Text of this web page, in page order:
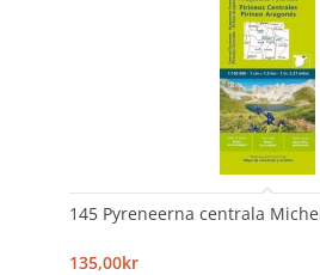
145 Pyreneerna centrala
135,00kr